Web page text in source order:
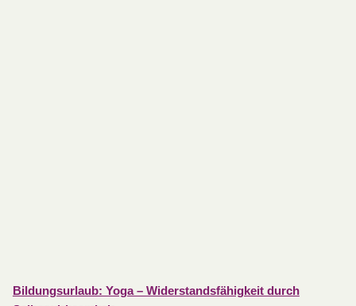
Bildungsurlaub: Yoga – Widerstandsfähigkeit durch